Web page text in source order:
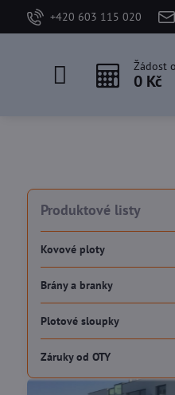
+420 603 115 020
Žádost
0 Kč
Produktové listy
Kovové ploty
Brány a branky
Plotové sloupky
Záruky od OTY